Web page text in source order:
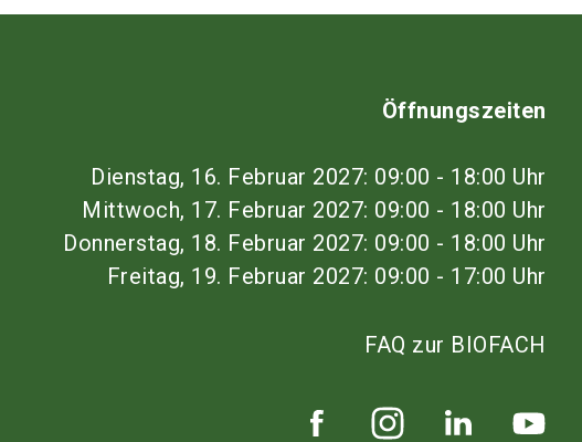
Öffnungszeiten
Dienstag, 16. Februar 2027: 09:00 - 18:00 Uhr
Mittwoch, 17. Februar 2027: 09:00 - 18:00 Uhr
Donnerstag, 18. Februar 2027: 09:00 - 18:00 Uhr
Freitag, 19. Februar 2027: 09:00 - 17:00 Uhr
FAQ zur BIOFACH